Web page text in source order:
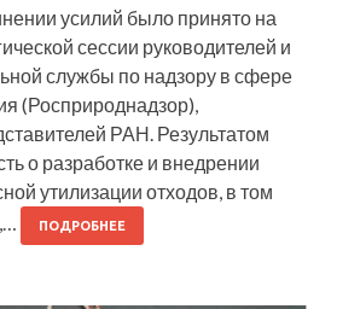
усилий было принято на
сессии руководителей и
службы по надзору в сфере
(Росприроднадзор),
РАН. Результатом
о разработке и внедрении
утилизации отходов, в том
ПОДРОБНЕЕ